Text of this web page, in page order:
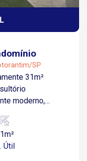
SP
31m²
Fácil
e Avenida
Útil